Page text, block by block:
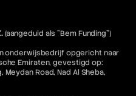
(aangeduid als "Bem Funding")
onderwijsbedrijf opgericht naar
Emiraten, gevestigd op:
Road, Nad Al Sheba,